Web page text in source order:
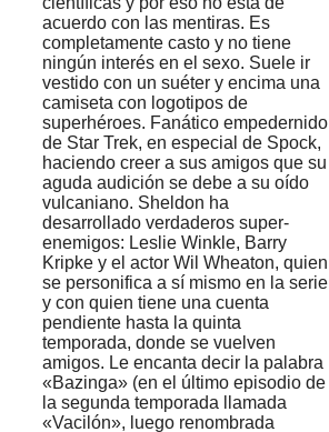
acuerdo con las mentiras. Es
completamente casto y no tiene
ningún interés en el sexo. Suele ir
vestido con un suéter y encima una
camiseta con logotipos de
superhéroes. Fanático empedernido
de Star Trek, en especial de Spock,
haciendo creer a sus amigos que su
aguda audición se debe a su oído
vulcaniano. Sheldon ha
desarrollado verdaderos super-
enemigos: Leslie Winkle, Barry
Kripke y el actor Wil Wheaton, quien
se personifica a sí mismo en la serie
y con quien tiene una cuenta
pendiente hasta la quinta
temporada, donde se vuelven
amigos. Le encanta decir la palabra
«Bazinga» (en el último episodio de
la segunda temporada llamada
«Vacilón», luego renombrada